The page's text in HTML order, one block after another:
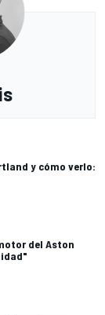
y cómo verlo:
del Aston